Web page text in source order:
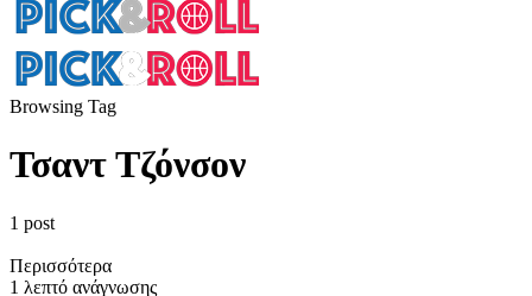
Browsing Tag
Τσαντ Τζόνσον
1 post
Περισσότερα
1 λεπτό ανάγνωσης